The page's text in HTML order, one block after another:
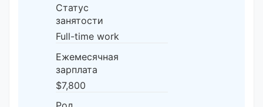
Статус
занятости
Full-time work
Ежемесячная
зарплата
$7,800